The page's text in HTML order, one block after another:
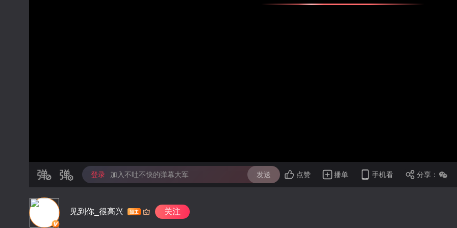
登录 加入不吐不快的弹幕大军 发送 点赞 播单 手机看 分享：
见到你_很高兴 关注